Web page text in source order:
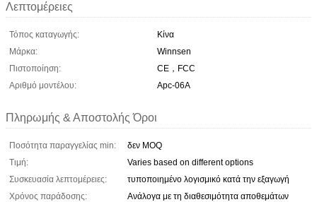
Λεπτομέρειες
Τόπος καταγωγής:
Κίνα
Μάρκα:
Winnsen
Πιστοποίηση:
CE，FCC
Αριθμό μοντέλου:
Apc-06A
Πληρωμής & Αποστολής Όροι
Ποσότητα παραγγελίας min:
δεν MOQ
Τιμή:
Varies based on different options
Συσκευασία λεπτομέρειες:
τυποποιημένο λογισμικό κατά την εξαγωγή
Χρόνος παράδοσης:
Ανάλογα με τη διαθεσιμότητα αποθεμάτων